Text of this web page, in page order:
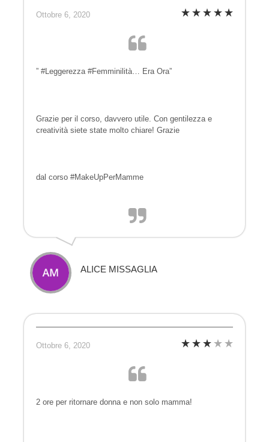
Ottobre 6, 2020
” #Leggerezza #Femminilità… Era Ora”
Grazie per il corso, davvero utile. Con gentilezza e
creatività siete state molto chiare! Grazie
dal corso #MakeUpPerMamme
ALICE MISSAGLIA
Ottobre 6, 2020
2 ore per ritornare donna e non solo mamma!